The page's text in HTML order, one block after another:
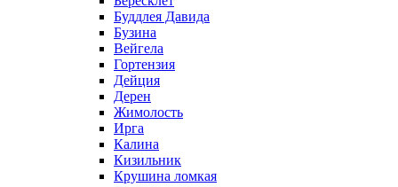
Буддлея Давида
Бузина
Вейгела
Гортензия
Дейция
Дерен
Жимолость
Ирга
Калина
Кизильник
Крушина ломкая